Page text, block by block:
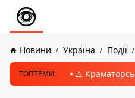
Новини Україна Події
ТОПТЕМИ: ⚠️